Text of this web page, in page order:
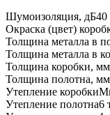
Шумоизоляция, дБ40
Окраска (цвет)
Толщина металла в
Толщина металла в
Толщина коробки, мм
Толщина полотна, мм
Утепление коробки
Утепление полотна6